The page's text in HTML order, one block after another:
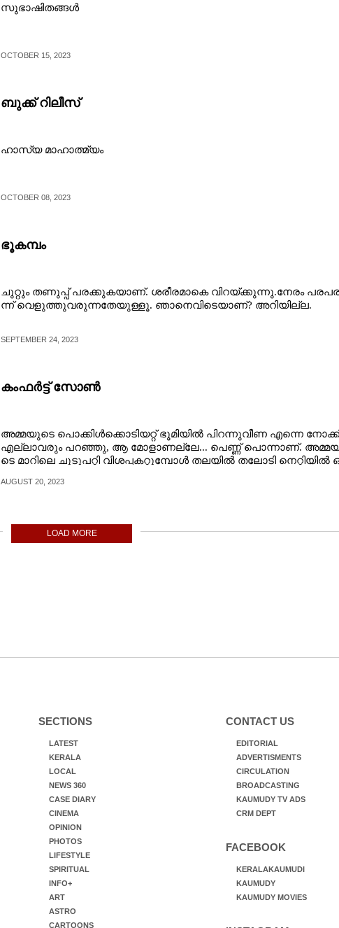
സുഭാഷിതങ്ങൾ
OCTOBER 15, 2023
ബുക്ക് റിലീസ്
ഹാസ്യ മാഹാത്മ്യം
OCTOBER 08, 2023
ഭൂകമ്പം
ചു​റ്റും​ ​ത​ണു​പ്പ് ​പ​ര​ക്കു​ക​യാ​ണ്.​ ​ശ​രീ​ര​മാ​കെ​ ​വി​റ​യ്ക്കു​ന്നു.നേ​രം​
ന്ന് ​വെ​ളു​ത്തു​വ​രു​ന്ന​തേ​യു​ള്ളൂ. ഞാ​നെ​വി​ടെ​യാ​ണ്?​ ​അ​റി​യി​ല്ല.
SEPTEMBER 24, 2023
കംഫർട്ട് സോൺ
അ​മ്മ​യു​ടെ​ ​പൊ​ക്കി​ൾ​ക്കൊ​ടി​യ​റ്റ് ​ഭൂ​മി​യി​ൽ​ ​പി​റ​ന്നു​വീ​ണ​ ​എ​ന്നെ​
എ​ല്ലാ​വ​രും​ ​പ​റ​ഞ്ഞു,​ ​ആ​ ​മോ​ളാ​ണ​ല്ലേ...​ ​പെ​ണ്ണ് ​പൊ​ന്നാ​ണ്.​
ടെ​ ​മാ​റി​ലെ​ ​ചൂ​ടു​പ​റ്റി​ ​വി​ശ​പ്പ​ക​റ്റു​മ്പോ​ൾ​ ​ത​ല​യി​ൽ​ ​ത​ലോ​ടി​ ​നെ​റ്റി​യി​ൽ​
സോ​ൺ​ ​അ​താ​ണ്.​ ​പി​ന്നെ​ ​അ​ച്ഛ​ന്റെ​ ​നെ​ഞ്ചി​ലെ​ ​താ​ളം​ ​കേ​ട്ട്
കാ​രു​ടെ​യും​ ​യൗ​വ്വ​ന​ത്തി​ൽ​ ​പ്രാ​ണ​നാ​ഥ​ന്റെ​യും​ ​വാ​ർ​ദ്ധ​ക്യ​ത്തി​ൽ​ ​മ​
AUGUST 20, 2023
LOAD MORE
SECTIONS
LATEST
KERALA
LOCAL
NEWS 360
CASE DIARY
CINEMA
OPINION
PHOTOS
LIFESTYLE
SPIRITUAL
INFO+
ART
ASTRO
CARTOONS
CONTACT US
EDITORIAL
ADVERTISMENTS
CIRCULATION
BROADCASTING
KAUMUDY TV ADS
CRM DEPT
FACEBOOK
KERALAKAUMUDI
KAUMUDY
KAUMUDY MOVIES